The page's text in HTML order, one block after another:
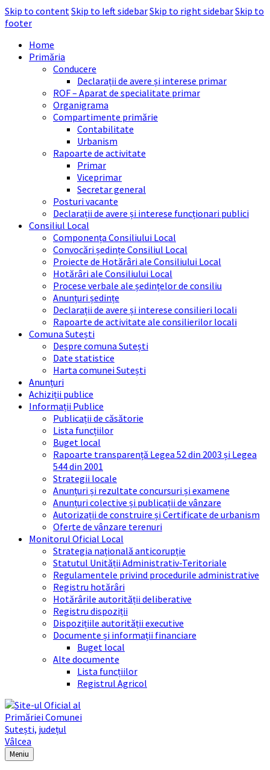
Skip to contentSkip to left sidebarSkip to right sidebarSkip to
footer
Home
Primăria
Conducere
Declarații de avere și interese primar
ROF – Aparat de specialitate primar
Organigrama
Compartimente primărie
Contabilitate
Urbanism
Rapoarte de activitate
Primar
Viceprimar
Secretar general
Posturi vacante
Declarații de avere și interese funcționari publici
Consiliul Local
Componența Consiliului Local
Convocări ședințe Consiliul Local
Proiecte de Hotărâri ale Consiliului Local
Hotărâri ale Consiliului Local
Procese verbale ale ședințelor de consiliu
Anunțuri ședințe
Declarații de avere și interese consilieri locali
Rapoarte de activitate ale consilierilor locali
Comuna Sutești
Despre comuna Sutești
Date statistice
Harta comunei Sutești
Anunțuri
Achiziții publice
Informații Publice
Publicații de căsătorie
Lista funcțiilor
Buget local
Rapoarte transparență Legea 52 din 2003 și Legea
544 din 2001
Strategii locale
Anunțuri și rezultate concursuri și examene
Anunțuri colective și publicații de vânzare
Autorizații de construire și Certificate de urbanism
Oferte de vânzare terenuri
Monitorul Oficial Local
Strategia națională anticorupție
Statutul Unității Administrativ-Teritoriale
Regulamentele privind procedurile administrative
Registru hotărâri
Hotărârile autorității deliberative
Registru dispoziții
Dispozițiile autorității executive
Documente și informații financiare
Buget local
Alte documente
Lista funcțiilor
Registrul Agricol
Meniu